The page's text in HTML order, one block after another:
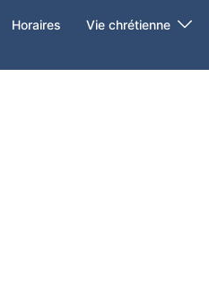
Horaires Vie chrétienne